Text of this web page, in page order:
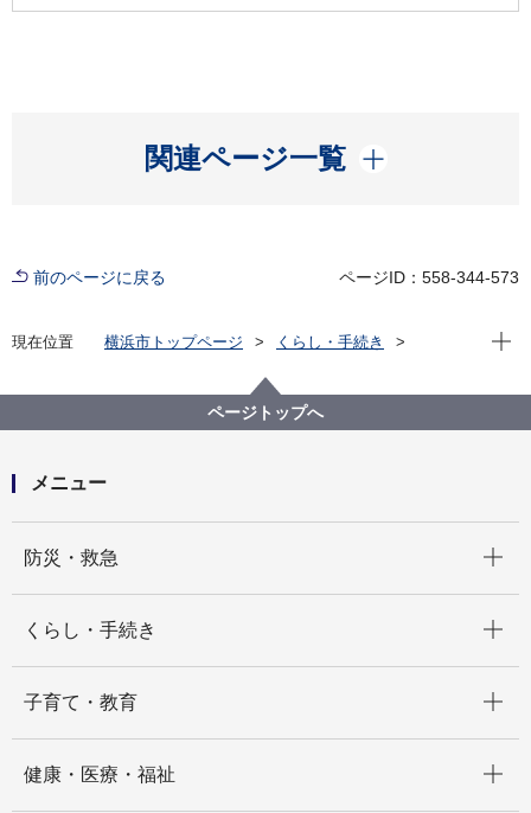
関連ページ一覧
開く
前のページに戻る ページID：558-344-573
現在位置 横浜市トップページ
くらし・手続き
横浜市脱炭素ポータルサイト
現在
ページトップへ
メニュー
防災・救急
くらし・手続き
子育て・教育
健康・医療・福祉